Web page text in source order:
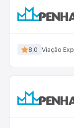
8,0 Viação